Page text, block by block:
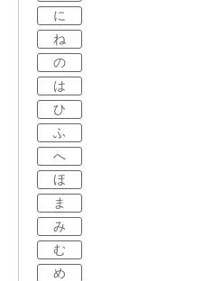
に
ね
の
は
ひ
ふ
へ
ほ
ま
み
む
め